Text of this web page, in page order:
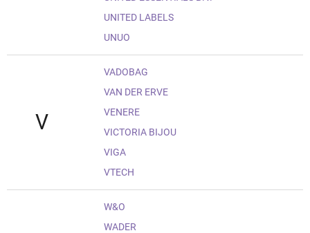
UNITED LABELS
UNUO
V
VADOBAG
VAN DER ERVE
VENERE
VICTORIA BIJOU
VIGA
VTECH
W&O
WADER